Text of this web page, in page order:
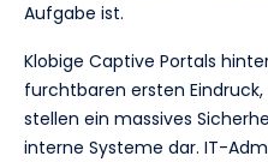
Aufgabe ist.
Klobige Captive Portals
furchtbaren ersten
stellen ein massives
interne Systeme dar. IT-